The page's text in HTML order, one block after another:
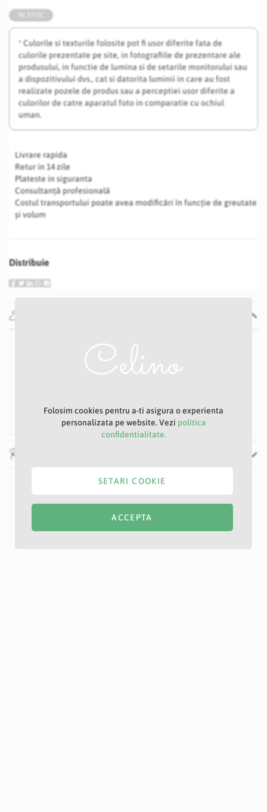
* Culorile si texturile folosite pot fi usor diferite fata de
culorile prezentate pe site, in fotografiile de prezentare ale
produsului, in functie de lumina si de setarile monitorului sau
a dispozitivului dvs., cat si datorita luminii in care au fost
realizate pozele de produs sau a perceptiei usor diferite a
culorilor de catre aparatul foto in comparatie cu ochiul
uman.
Livrare rapida
Retur in 14 zile
Plateste in siguranta
Consultanță profesională
Costul transportului poate avea modificări în funcție de greutate
și volum
Distribuie
Specificatii
44 cm
Recenzii
Folosim cookies pentru a-ti asigura o experienta
personalizata pe website. Vezi politica
confidentialitate.
ACCEPTA
SETARI COOKIE